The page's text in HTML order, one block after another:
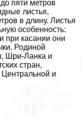
пяти метров
листья,
в длину. Листья
особенность:
при касании они
Родиной
Шри-Ланка и
стран,
Центральной и